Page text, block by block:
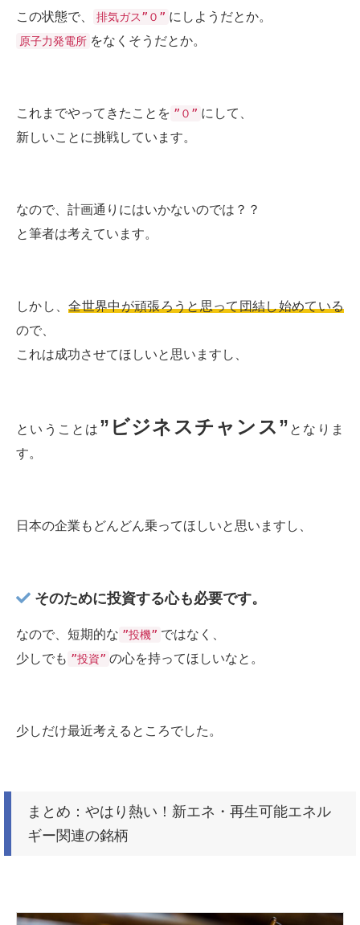
この状態で、 排気ガス”０” にしようだとか。
原子力発電所 をなくそうだとか。
これまでやってきたことを ”０” にして、
新しいことに挑戦しています。
なので、計画通りにはいかないのでは？？
と筆者は考えています。
しかし、全世界中が頑張ろうと思って団結し始めている
ので、
これは成功させてほしいと思いますし、
ということは ”ビジネスチャンス” となりま
す。
日本の企業もどんどん乗ってほしいと思いますし、
そのために投資する心も必要です。
なので、短期的な ”投機” ではなく、
少しでも ”投資” の心を持ってほしいなと。
少しだけ最近考えるところでした。
まとめ：やはり熱い！新エネ・再生可能エネル
ギー関連の銘柄